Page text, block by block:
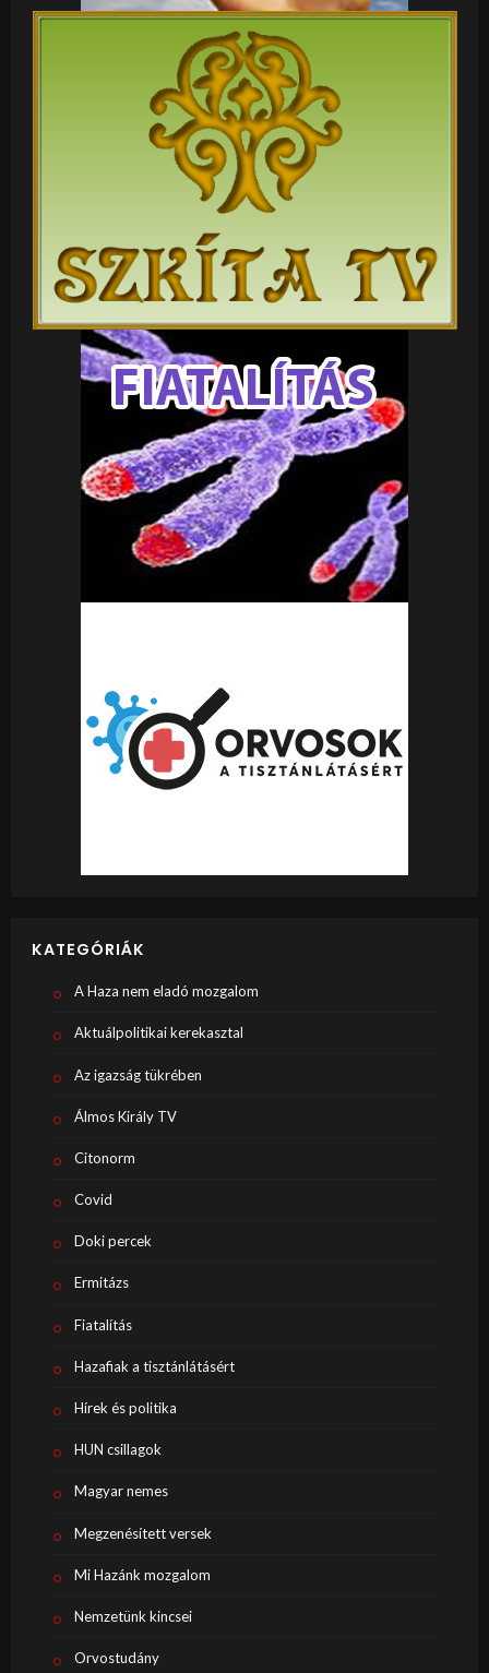
KATEGÓRIÁK
A Haza nem eladó mozgalom
Aktuálpolitikai kerekasztal
Az igazság tükrében
Álmos Király TV
Citonorm
Covid
Doki percek
Ermitázs
Fiatalítás
Hazafiak a tisztánlátásért
Hírek és politika
HUN csillagok
Magyar nemes
Megzenésített versek
Mi Hazánk mozgalom
Nemzetünk kincsei
Orvostudány